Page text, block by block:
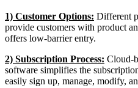
1) Customer Options: Different
provide customers with product
offers low-barrier entry.
2) Subscription Process: Cloud-
software simplifies the
easily sign up, manage, modify,